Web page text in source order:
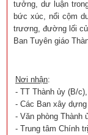
tưởng, dư luận
bức xúc, nổi cộm
trương, đường lối
Ban Tuyên giáo
Nơi nhận
- TT Thành ủy (B/c),
- Các Ban xây
- Văn phòng Thành
- Trung tâm Chính